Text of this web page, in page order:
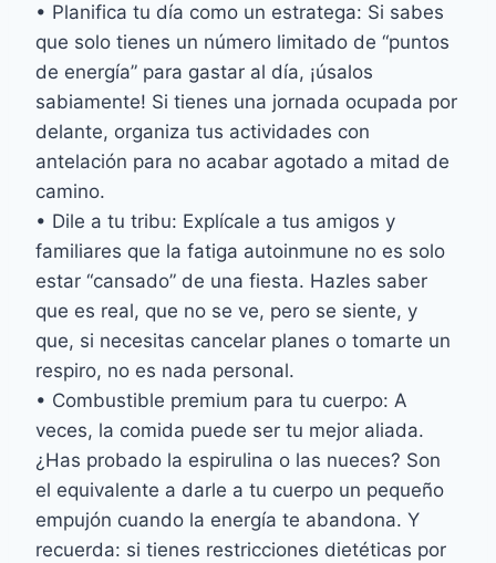
• Planifica tu día como un estratega: Si sabes
que solo tienes un número limitado de “puntos
de energía” para gastar al día, ¡úsalos
sabiamente! Si tienes una jornada ocupada por
delante, organiza tus actividades con
antelación para no acabar agotado a mitad de
camino.
• Dile a tu tribu: Explícale a tus amigos y
familiares que la fatiga autoinmune no es solo
estar “cansado” de una fiesta. Hazles saber
que es real, que no se ve, pero se siente, y
que, si necesitas cancelar planes o tomarte un
respiro, no es nada personal.
• Combustible premium para tu cuerpo: A
veces, la comida puede ser tu mejor aliada.
¿Has probado la espirulina o las nueces? Son
el equivalente a darle a tu cuerpo un pequeño
empujón cuando la energía te abandona. Y
recuerda: si tienes restricciones dietéticas por